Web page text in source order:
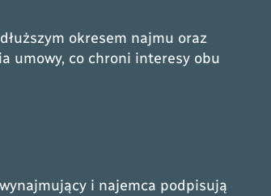
okresem najmu oraz
umowy, co chroni interesy obu
i najemca podpisują